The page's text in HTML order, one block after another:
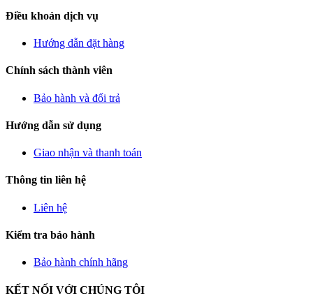
Điều khoản dịch vụ
Hướng dẫn đặt hàng
Chính sách thành viên
Bảo hành và đổi trả
Hướng dẫn sử dụng
Giao nhận và thanh toán
Thông tin liên hệ
Liên hệ
Kiểm tra bảo hành
Bảo hành chính hãng
KẾT NỐI VỚI CHÚNG TÔI